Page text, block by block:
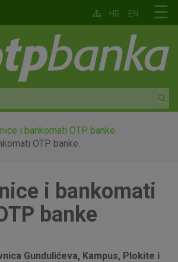
☰
HR EN
i bankomati OTP banke
OTP banke
i bankomati
banke
Gundulićeva, Kampus, Plokite i